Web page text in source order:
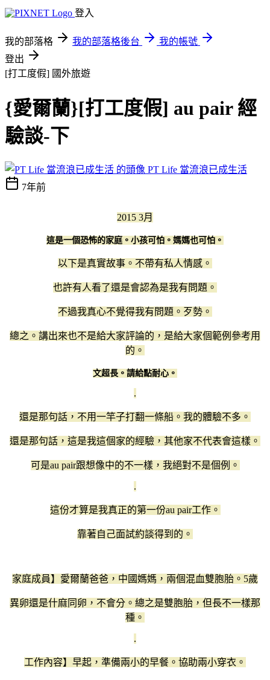
登入
我的部落格 我的部落格後台
我的帳號
登出
[打工度假] 國外旅遊
{愛爾蘭}[打工度假] au pair 經
驗談-下
PT Life 當流浪已成生活
7年前
2015 3月
這是一個恐怖的家庭。小孩可怕。媽媽也可怕。
以下是真實故事。不帶有私人情感。
也許有人看了還是會認為是我有問題。
不過我真心不覺得我有問題。歹勢。
總之。講出來也不是給大家評論的，是給大家個範例參考用
的。
文超長。請給點耐心。
.
還是那句話，不用一竿子打翻一條船。我的體驗不多。
還是那句話，這是我這個家的經驗，其他家不代表會這樣。
可是au pair跟想像中的不一樣，我絕對不是個例。
.
這份才算是我真正的第一份au pair工作。
靠著自己面試約談得到的。
家庭成員】愛爾蘭爸爸，中國媽媽，兩個混血雙胞胎。5歲
異卵還是什麻同卵，不會分。總之是雙胞胎，但長不一樣那
種。
.
工作內容】早起，準備兩小的早餐。協助兩小穿衣。